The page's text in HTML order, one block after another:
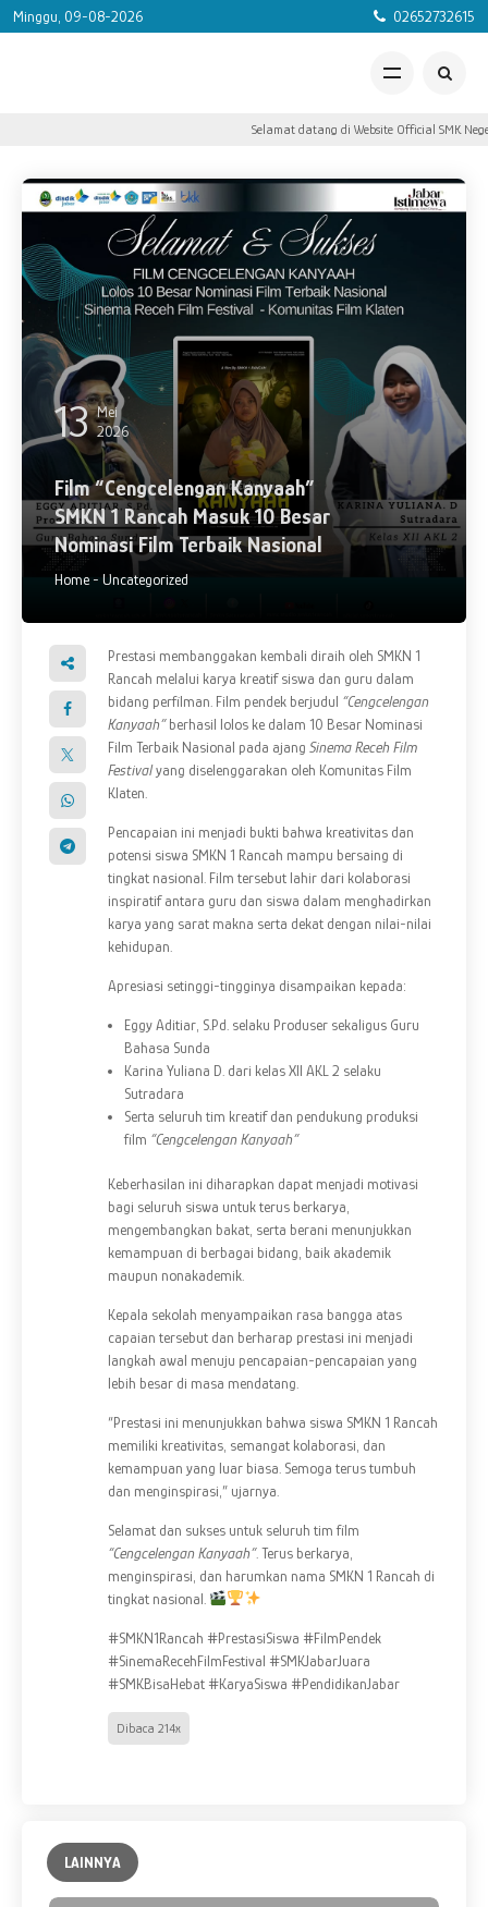
Minggu, 09-08-2026 02652732615
Selamat datang di Website Official SMK
13 Mei
2026
Film “Cengcelengan Kanyaah”
SMKN 1 Rancah Masuk 10 Besar
Nominasi Film Terbaik Nasional
Home- Uncategorized
Prestasi membanggakan kembali diraih oleh SMKN 1
Rancah melalui karya kreatif siswa dan guru dalam
bidang perfilman. Film pendek berjudul “Cengcelengan
Kanyaah”berhasil lolos ke dalam 10 Besar Nominasi
Film Terbaik Nasional pada ajang Sinema Receh Film
Festivalyang diselenggarakan oleh Komunitas Film
Klaten.
Pencapaian ini menjadi bukti bahwa kreativitas dan
potensi siswa SMKN 1 Rancah mampu bersaing di
tingkat nasional. Film tersebut lahir dari kolaborasi
inspiratif antara guru dan siswa dalam menghadirkan
karya yang sarat makna serta dekat dengan nilai-nilai
kehidupan.
Apresiasi setinggi-tingginya disampaikan kepada:
Eggy Aditiar, S.Pd. selaku Produser sekaligus Guru
Bahasa Sunda
Karina Yuliana D. dari kelas XII AKL 2 selaku
Sutradara
Serta seluruh tim kreatif dan pendukung produksi
film “Cengcelengan Kanyaah”
Keberhasilan ini diharapkan dapat menjadi motivasi
bagi seluruh siswa untuk terus berkarya,
mengembangkan bakat, serta berani menunjukkan
kemampuan di berbagai bidang, baik akademik
maupun nonakademik.
Kepala sekolah menyampaikan rasa bangga atas
capaian tersebut dan berharap prestasi ini menjadi
langkah awal menuju pencapaian-pencapaian yang
lebih besar di masa mendatang.
“Prestasi ini menunjukkan bahwa siswa SMKN 1 Rancah
memiliki kreativitas, semangat kolaborasi, dan
kemampuan yang luar biasa. Semoga terus tumbuh
dan menginspirasi,” ujarnya.
Selamat dan sukses untuk seluruh tim film
“Cengcelengan Kanyaah”. Terus berkarya,
menginspirasi, dan harumkan nama SMKN 1 Rancah di
tingkat nasional.
#SMKN1Rancah #PrestasiSiswa #FilmPendek
#SinemaRecehFilmFestival #SMKJabarJuara
#SMKBisaHebat #KaryaSiswa #PendidikanJabar
Dibaca 214x
LAINNYA